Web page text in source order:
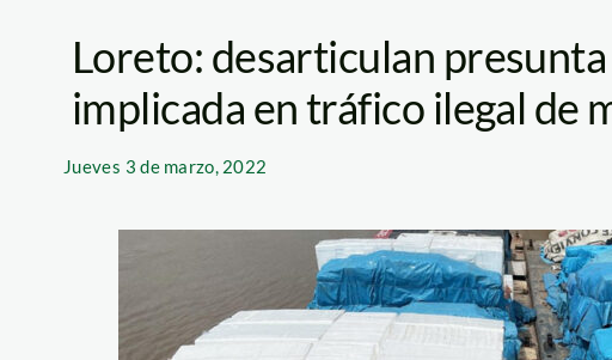
Loreto: desarticulan
implicada en tráfico ilegal de
Jueves 3 de marzo, 2022